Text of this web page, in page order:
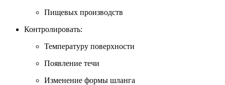
Пищевых производств
Контролировать:
Температуру поверхности
Появление течи
Изменение формы шланга